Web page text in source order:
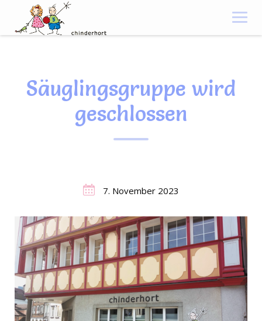
content
Säuglingsgruppe wird
geschlossen
7. November 2023